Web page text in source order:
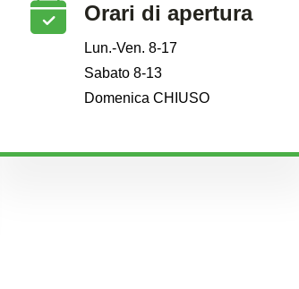
Orari di apertura
Lun.-Ven. 8-17
Sabato 8-13
Domenica CHIUSO